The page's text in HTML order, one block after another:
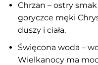
Chrzan – ostry
goryczce męki
duszy i ciała.
Święcona woda –
Wielkanocy ma